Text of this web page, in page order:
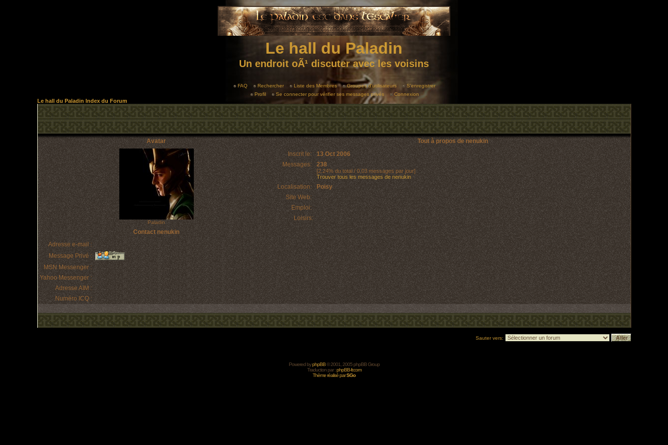
Le hall du Paladin
Un endroit oÃ¹ discuter avec les voisins
FAQ Rechercher Liste des Membres Groupes d'utilisateurs
S'enregistrer
Profil
Se connecter pour vérifier ses messages privés Connexion
Le hall du Paladin Index du Forum
Avatar Tout à propos de nenukin
Paladin
Inscrit le: 13 Oct 2006
Messages: 238
[2.24% du total / 0.03 messages par jour]
Trouver tous les messages de nenukin
Localisation:
Poisy
Site Web:
Emploi:
Loisirs:
Contact nenukin
Adresse e-mail :
Message Privé :
MSN Messenger :
Yahoo Messenger :
Adresse AIM :
Numéro ICQ :
Sauter vers:
Powered byphpBB© 2001, 2005 phpBB Group
Traduction par :phpBB-fr.com
Thème réalisé parSGo